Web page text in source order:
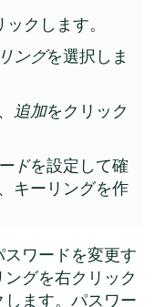
クします。
ングを選択しま
追加をクリック
ドを設定して確
キーリングを作
ワードを変更す
グを右クリック
ます。パスワー